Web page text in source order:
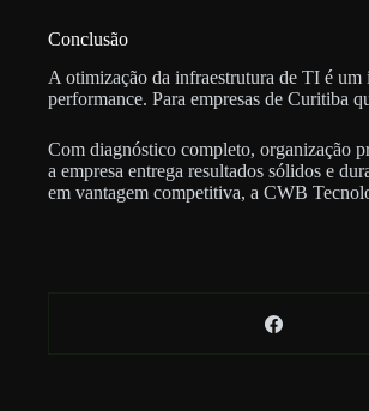
Conclusão
A otimização da infraestrutura de TI é um
performance. Para empresas de Curitiba
Com diagnóstico completo, organização
a empresa entrega resultados sólidos e
em vantagem competitiva, a CWB